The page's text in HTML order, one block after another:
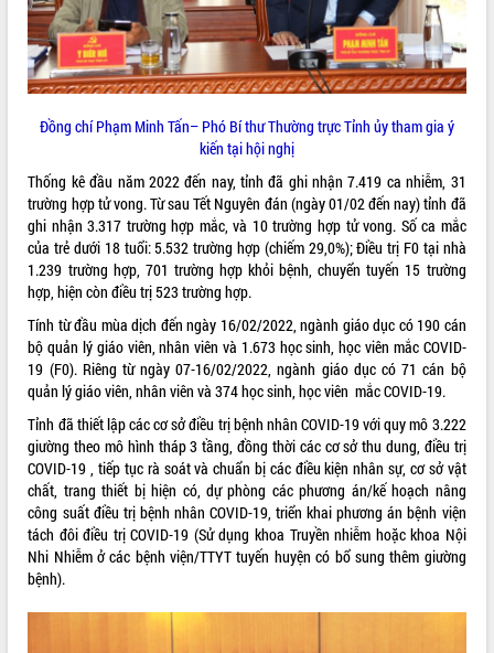
Bí thư Tỉnh ủy Lương Nguyễn Minh
Triết thăm, tặng quà người có công với
cách mạng
Rà soát, hoàn thiện hệ thống thiết chế
phát triển mới
Thường trực HĐND tỉnh Đắk Lắk gặp
mặt Đoàn chuyên gia y tế TP. Hồ Chí
Minh
Lễ truy điệu và an táng hài cốt liệt sĩ
tại Nghĩa trang Liệt sĩ xã Sơn Hòa
Bàn giải pháp tháo gỡ khó khăn trong
xuất khẩu sầu riêng và triển khai quy
định EUDR
Thứ trưởng Bộ Nông nghiệp và Môi
trường Nguyễn Hoàng Hiệp khảo sát
vùng trồng và doanh nghiệp đóng gói
sầu riêng tại Đắk Lắk
Trình diễn nghệ thuật chế biến các
món ăn từ sầu riêng
Đắk Lắk công bố Quy hoạch và xúc
tiến đầu tư tỉnh
Ngành cá ngừ Đắk Lắk chủ động thích
ứng để giữ vững thị trường xuất khẩu
Diễn đàn Kinh tế tư nhân Việt Nam đột
phá cơ chế - Hợp tác công tư
LIÊN KẾT WEB
THỐNG KÊ TRUY CẬP
Hôm nay:
524
Tất cả: 66013264
Đồng chí Phạm Minh Tấn– Phó Bí thư Thường trực Tỉnh ủy tham gia ý
kiến tại hội nghị
Thống kê đầu năm 2022 đến nay, tỉnh đã ghi nhận 7.419 ca nhiễm, 31
trường hợp tử vong. Từ sau Tết Nguyên đán (ngày 01/02 đến nay) tỉnh đã
ghi nhận 3.317 trường hợp mắc, và 10 trường hợp tử vong. Số ca mắc
của trẻ dưới 18 tuổi: 5.532 trường hợp (chiếm 29,0%); Điều trị F0 tại nhà
1.239 trường hợp, 701 trường hợp khỏi bệnh, chuyển tuyến 15 trường
hợp, hiện còn điều trị 523 trường hợp.
Tính từ đầu mùa dịch đến ngày 16/02/2022, ngành giáo dục có 190 cán
bộ quản lý giáo viên, nhân viên và 1.673 học sinh, học viên mắc COVID-
19 (F0). Riêng từ ngày 07-16/02/2022, ngành giáo dục có 71 cán bộ
quản lý giáo viên, nhân viên và 374 học sinh, học viên mắc COVID-19.
Tỉnh đã thiết lập các cơ sở điều trị bệnh nhân COVID-19 với quy mô 3.222
giường theo mô hình tháp 3 tầng, đồng thời các cơ sở thu dung, điều trị
COVID-19 , tiếp tục rà soát và chuẩn bị các điều kiện nhân sự, cơ sở vật
chất, trang thiết bị hiện có, dự phòng các phương án/kế hoạch nâng
công suất điều trị bệnh nhân COVID-19, triển khai phương án bệnh viện
tách đôi điều trị COVID-19 (Sử dụng khoa Truyền nhiễm hoặc khoa Nội
Nhi Nhiễm ở các bệnh viện/TTYT tuyến huyện có bổ sung thêm giường
bệnh).